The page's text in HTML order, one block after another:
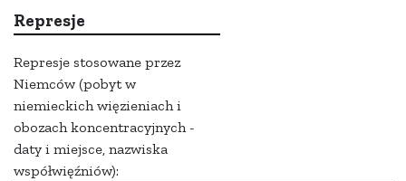
Represje
Represje stosowane przez
Niemców (pobyt w
niemieckich więzieniach i
obozach koncentracyjnych -
daty i miejsce, nazwiska
współwięźniów):